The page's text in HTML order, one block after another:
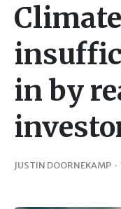
in by
JUSTIN DOORNEKAMP ·